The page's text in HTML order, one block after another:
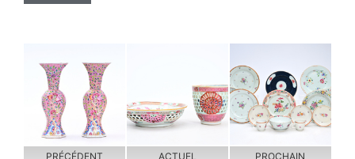
PRÉCÉDENT ACTUEL PROCHAIN